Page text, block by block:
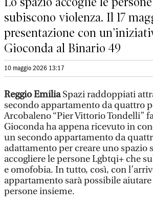
subiscono violenza. Il 17
presentazione con
Gioconda al Binario 49
10 maggio 2026 13:17
Reggio EmiliaSpazi raddoppiati
secondo appartamento da quattro
Arcobaleno “Pier Vittorio Tondelli”
Gioconda ha appena ricevuto in
un secondo appartamento da
adattamento per creare uno spazio
accogliere le persone Lgbtqi+ che
e omofobia. In tutto, così, con
appartamento sarà possibile
persone insieme.